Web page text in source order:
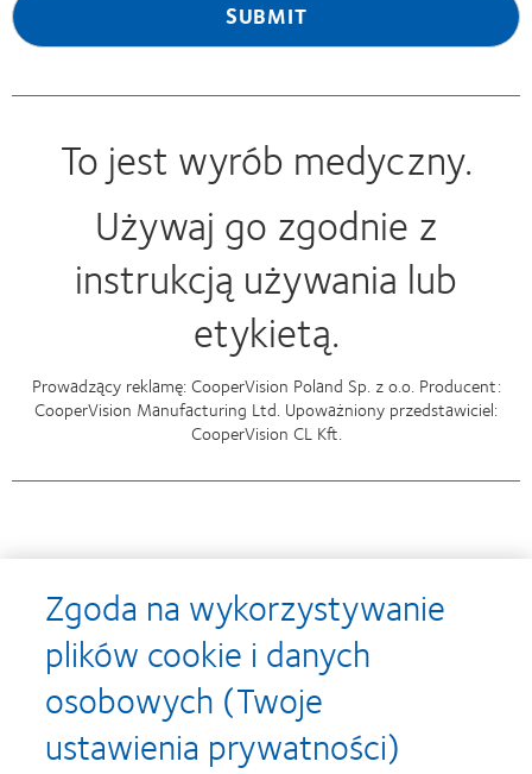
To jest wyrób medyczny.
Używaj go zgodnie z
instrukcją używania lub
etykietą.
Prowadzący reklamę: CooperVision Poland Sp. z o.o. Producent:
CooperVision Manufacturing Ltd. Upoważniony przedstawiciel:
CooperVision CL Kft.
Nagrody
Learn
more
about
Soczewki
Learn
more
about
Contact
Zgoda na wykorzystywanie
plików cookie i danych
osobowych (Twoje
ustawienia prywatności)